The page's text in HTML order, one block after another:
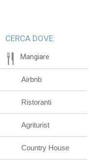
CERCA DOVE:
Mangiare
Airbnb
Ristoranti
Agriturist
Country House